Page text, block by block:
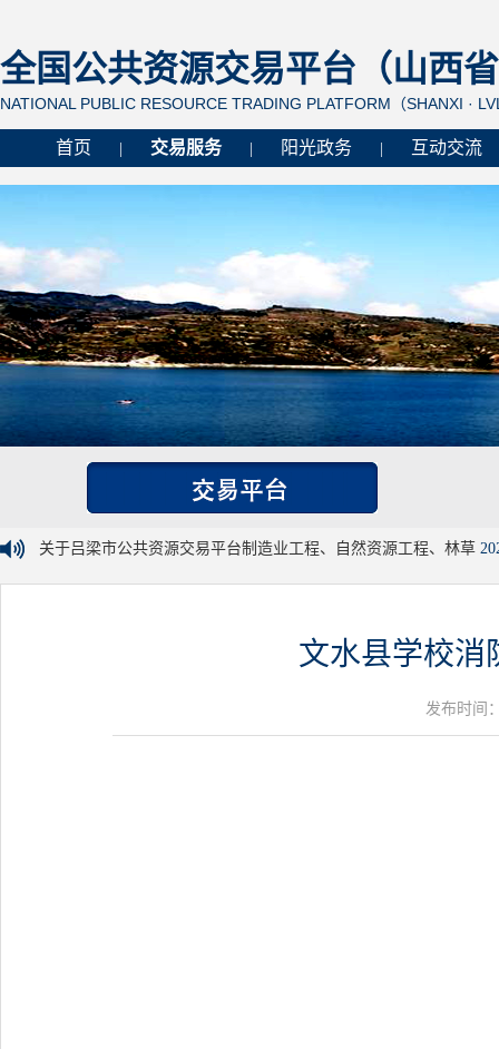
全国公共资源交易平台（山西
NATIONAL PUBLIC RESOURCE TRADING PLATFORM（SHANXI ·
首页 交易服务 阳光政务 互动交流
关于吕梁市公共资源交易平台制造业工程、自然资源工程、林草
文水县学校消
发布时间